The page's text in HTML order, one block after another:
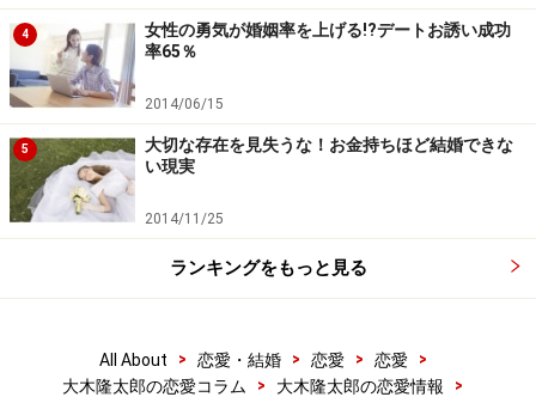
4
女性の勇気が婚姻率を上げる!?デートお誘い成功
率65％
2014/06/15
5
大切な存在を見失うな！お金持ちほど結婚できな
い現実
2014/11/25
ランキングをもっと見る
All About > 恋愛・結婚 > 恋愛 > 恋愛
>
大木隆太郎の恋愛コラム
> 大木隆太郎の恋愛情報
>